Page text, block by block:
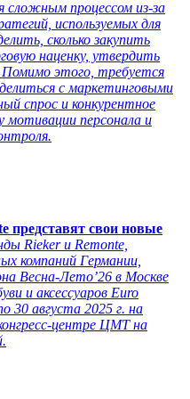
сложным процессом из-за
используемых для
сколько закупить
наценку, утвердить
Помимо этого, требуется
с маркетинговыми
спрос и конкурентное
персонала и
представят свои новые
Rieker и Remonte,
компаний Германии,
Весна-Лето’26 в Москве
и аксессуаров Euro
30 августа 2025 г. на
центре ЦМТ на